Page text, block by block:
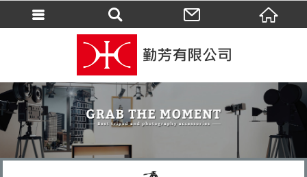
會員登入(燈箱)
加入會員
忘記密碼
訂單查詢